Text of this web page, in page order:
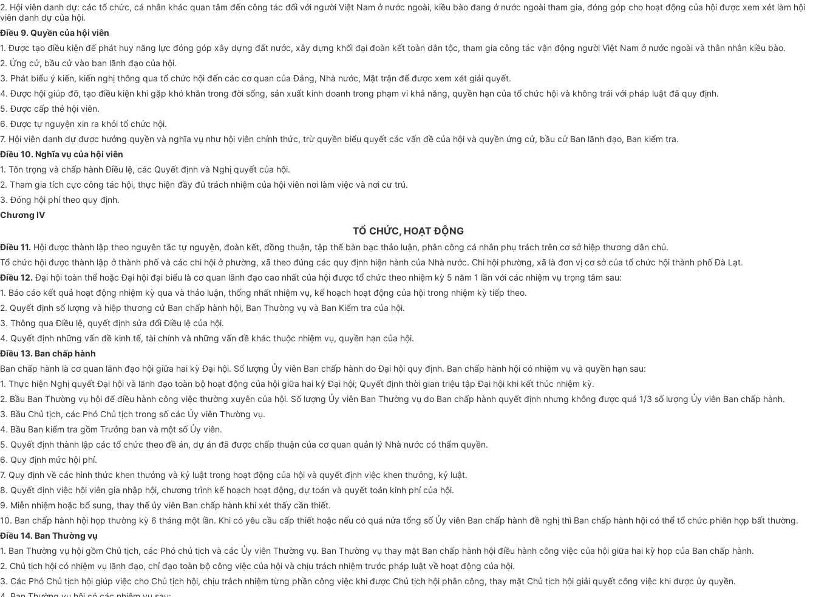
2. Hội viên danh dự: các tổ chức, cá nhân khác quan tâm đến công tác đối với người Việt Nam ở nước ngoài, kiều bào đang ở nước ngoài tham gia, đóng góp cho hoạt động của hội được xem xét làm hội
viên danh dự của hội.
Điều 9. Quyền của hội viên
1. Được tạo điều kiện để phát huy năng lực đóng góp xây dựng đất nước, xây dựng khối đại đoàn kết toàn dân tộc, tham gia công tác vận động người Việt Nam ở nước ngoài và thân nhân kiều bào.
2. Ứng cử, bầu cử vào ban lãnh đạo của hội.
3. Phát biểu ý kiến, kiến nghị thông qua tổ chức hội đến các cơ quan của Đảng, Nhà nước, Mặt trận để được xem xét giải quyết.
4. Được hội giúp đỡ, tạo điều kiện khi gặp khó khăn trong đời sống, sản xuất kinh doanh trong phạm vi khả năng, quyền hạn của tổ chức hội và không trái với pháp luật đã quy định.
5. Được cấp thẻ hội viên.
6. Được tự nguyện xin ra khỏi tổ chức hội.
7. Hội viên danh dự được hưởng quyền và nghĩa vụ như hội viên chính thức, trừ quyền biểu quyết các vấn đề của hội và quyền ứng cử, bầu cử Ban lãnh đạo, Ban kiểm tra.
Điều 10. Nghĩa vụ của hội viên
1. Tôn trọng và chấp hành Điều lệ, các Quyết định và Nghị quyết của hội.
2. Tham gia tích cực công tác hội, thực hiện đầy đủ trách nhiệm của hội viên nơi làm việc và nơi cư trú.
3. Đóng hội phí theo quy định.
Chương IV
TỔ CHỨC, HOẠT ĐỘNG
Điều 11. Hội được thành lập theo nguyên tắc tự nguyện, đoàn kết, đồng thuận, tập thể bàn bạc thảo luận, phân công cá nhân phụ trách trên cơ sở hiệp thương dân chủ.
Tổ chức hội được thành lập ở thành phố và các chi hội ở phường, xã theo đúng các quy định hiện hành của Nhà nước. Chi hội phường, xã là đơn vị cơ sở của tổ chức hội thành phố Đà Lạt.
Điều 12. Đại hội toàn thể hoặc Đại hội đại biểu là cơ quan lãnh đạo cao nhất của hội được tổ chức theo nhiệm kỳ 5 năm 1 lần với các nhiệm vụ trọng tâm sau:
1. Báo cáo kết quả hoạt động nhiệm kỳ qua và thảo luận, thống nhất nhiệm vụ, kế hoạch hoạt động của hội trong nhiệm kỳ tiếp theo.
2. Quyết định số lượng và hiệp thương cử Ban chấp hành hội, Ban Thường vụ và Ban Kiểm tra của hội.
3. Thông qua Điều lệ, quyết định sửa đổi Điều lệ của hội.
4. Quyết định những vấn đề kinh tế, tài chính và những vấn đề khác thuộc nhiệm vụ, quyền hạn của hội.
Điều 13. Ban chấp hành
Ban chấp hành là cơ quan lãnh đạo hội giữa hai kỳ Đại hội. Số lượng Ủy viên Ban chấp hành do Đại hội quy định. Ban chấp hành hội có nhiệm vụ và quyền hạn sau:
1. Thực hiện Nghị quyết Đại hội và lãnh đạo toàn bộ hoạt động của hội giữa hai kỳ Đại hội; Quyết định thời gian triệu tập Đại hội khi kết thúc nhiệm kỳ.
2. Bầu Ban Thường vụ hội để điều hành công việc thường xuyên của hội. Số lượng Ủy viên Ban Thường vụ do Ban chấp hành quyết định nhưng không được quá 1/3 số lượng Ủy viên Ban chấp hành.
3. Bầu Chủ tịch, các Phó Chủ tịch trong số các Ủy viên Thường vụ.
4. Bầu Ban kiểm tra gồm Trưởng ban và một số Ủy viên.
5. Quyết định thành lập các tổ chức theo đề án, dự án đã được chấp thuận của cơ quan quản lý Nhà nước có thẩm quyền.
6. Quy định mức hội phí.
7. Quy định về các hình thức khen thưởng và kỷ luật trong hoạt động của hội và quyết định việc khen thưởng, kỷ luật.
8. Quyết định việc hội viên gia nhập hội, chương trình kế hoạch hoạt động, dự toán và quyết toán kinh phí của hội.
9. Miễn nhiệm hoặc bổ sung, thay thế ủy viên Ban chấp hành khi xét thấy cần thiết.
10. Ban chấp hành hội họp thường kỳ 6 tháng một lần. Khi có yêu cầu cấp thiết hoặc nếu có quá nửa tổng số Ủy viên Ban chấp hành đề nghị thì Ban chấp hành hội có thể tổ chức phiên họp bất thường.
Điều 14. Ban Thường vụ
1. Ban Thường vụ hội gồm Chủ tịch, các Phó chủ tịch và các Ủy viên Thường vụ. Ban Thường vụ thay mặt Ban chấp hành hội điều hành công việc của hội giữa hai kỳ họp của Ban chấp hành.
2. Chủ tịch hội có nhiệm vụ lãnh đạo, chỉ đạo toàn bộ công việc của hội và chịu trách nhiệm trước pháp luật về hoạt động của hội.
3. Các Phó Chủ tịch hội giúp việc cho Chủ tịch hội, chịu trách nhiệm từng phần công việc khi được Chủ tịch hội phân công, thay mặt Chủ tịch hội giải quyết công việc khi được ủy quyền.